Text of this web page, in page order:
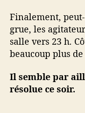
Finalement,
grue, les
salle vers 23 h.
beaucoup plus
Il semble par
résolue ce soir.